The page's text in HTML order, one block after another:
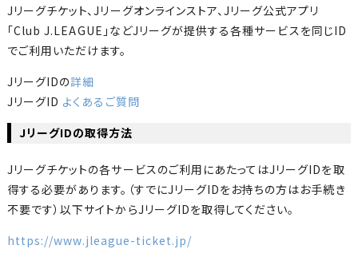
Jリーグチケット、Jリーグオンラインストア、Jリーグ公式アプリ
「Club J.LEAGUE」などJリーグが提供する各種サービスを同じID
でご利用いただけます。
JリーグIDの詳細
JリーグID よくあるご質問
JリーグIDの取得方法
Jリーグチケットの各サービスのご利用にあたってはJリーグIDを取
得する必要があります。（すでにJリーグIDをお持ちの方はお手続き
不要です）以下サイトからJリーグIDを取得してください。
https://www.jleague-ticket.jp/